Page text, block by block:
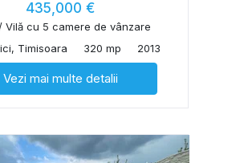
435,000 €
Vilă cu 5 camere de vânzare
Timisoara
320 mp 2013
Vezi mai multe detalii